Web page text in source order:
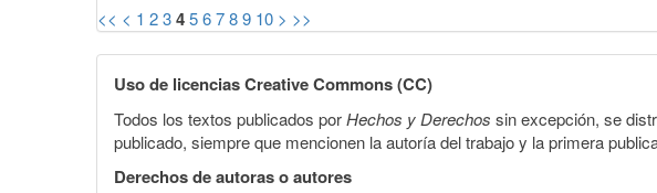
<< < 1 23456789 10 > >>
Uso de licencias Creative Commons (CC)
Todos los textos publicados porHechos y Derechos sin excepción, se
publicado, siempre que mencionen la autoría del trabajo y la primera
Derechos de autoras o autores